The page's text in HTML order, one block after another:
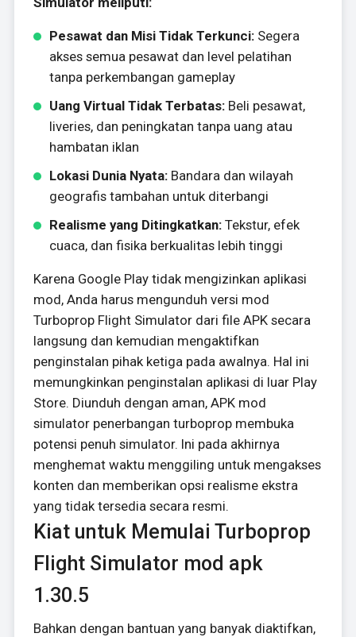
Pesawat dan Misi Tidak Terkunci:Segera
akses semua pesawat dan level pelatihan
tanpa perkembangan gameplay
Uang Virtual Tidak Terbatas:Beli pesawat,
liveries, dan peningkatan tanpa uang atau
hambatan iklan
Lokasi Dunia Nyata:Bandara dan wilayah
geografis tambahan untuk diterbangi
Realisme yang Ditingkatkan:Tekstur, efek
cuaca, dan fisika berkualitas lebih tinggi
Karena Google Play tidak mengizinkan aplikasi
mod, Anda harus mengunduh versi mod
Turboprop Flight Simulator dari file APK secara
langsung dan kemudian mengaktifkan
penginstalan pihak ketiga pada awalnya. Hal ini
memungkinkan penginstalan aplikasi di luar Play
Store. Diunduh dengan aman, APK mod
simulator penerbangan turboprop membuka
potensi penuh simulator. Ini pada akhirnya
menghemat waktu menggiling untuk mengakses
konten dan memberikan opsi realisme ekstra
yang tidak tersedia secara resmi.
Kiat untuk Memulai Turboprop
Flight Simulator mod apk
1.30.5
Bahkan dengan bantuan yang banyak diaktifkan,